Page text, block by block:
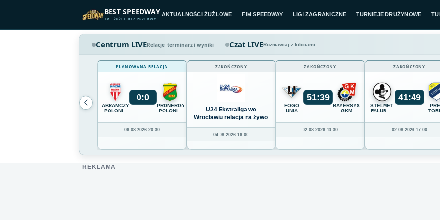
BEST SPEEDWAY
TV · ŻUŻEL BEZ PRZERWY
AKTUALNOŚCI ŻUŻLOWE FIM SPEEDWAY LIGI ZAGRANICZNE TURNIEJE DRUŻYNOWE
Centrum LIVERelacje, terminarz i wyniki Czat LIVERozmawiaj z kibicami
PLANOWANA RELACJA
ABRAMCZYK
POLONIA
0:0
PRONERGY
POLONIA
06.08.2026 20:30
ZAKOŃCZONY
U24 Ekstraliga we
Wrocławiu relacja na żywo
04.08.2026 16:00
ZAKOŃCZONY
FOGO
UNIA
51:39
BAYERSYSTEM
GKM
02.08.2026 19:30
ZAKOŃCZONY
STELMET
FALUBAZ
GÓRA
41:49
02.08.2026 17:00
REKLAMA